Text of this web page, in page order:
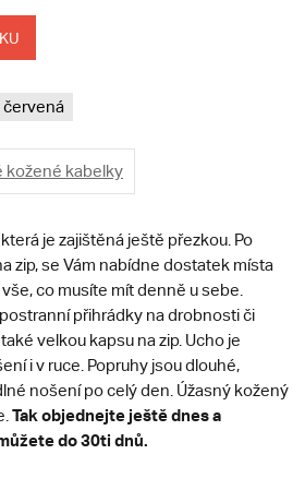
červená
kožené kabelky
je zajištěná ještě přezkou. Po
zip, se Vám nabídne dostatek místa
co musíte mít denně u sebe.
přihrádky na drobnosti či
velkou kapsu na zip. Ucho je
i v ruce. Popruhy jsou dlouhé,
nošení po celý den. Úžasný kožený
Tak objednejte ještě dnes a
do 30ti dnů.